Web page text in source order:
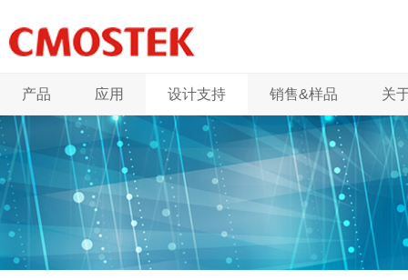
产品 应用 设计支持 销售&样品 关